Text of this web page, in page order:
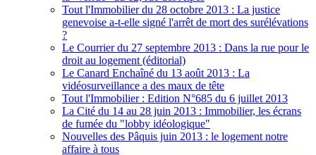
Tout l'Immobilier du 28 octobre 2013 : La justice
genevoise a-t-elle signé l'arrêt de mort des surélévations
?
Le Courrier du 27 septembre 2013 : Dans la rue pour le
droit au logement (éditorial)
Le Canard Enchaîné du 13 août 2013 : La
vidéosurveillance a des maux de tête
Tout l'Immobilier : Edition N°685 du 6 juillet 2013
La Cité du 14 au 28 juin 2013 : Immobilier, les écrans
de fumée du "lobby idéologique"
Nouvelles des Pâquis juin 2013 : le logement notre
affaire à tous